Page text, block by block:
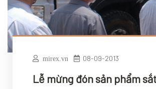
mirex.vn 08-09-2013
Lễ mừng đón sản phẩm